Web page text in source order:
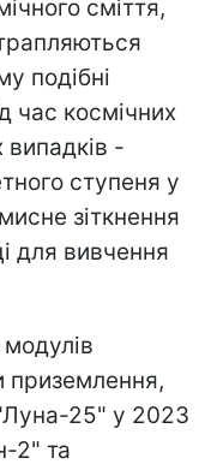
сміття,
подібні
час космічних
випадків -
ступеня у
зіткнення
для вивчення
приземлення,
25" у 2023
2" та